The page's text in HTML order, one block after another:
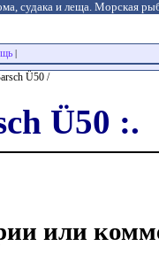
судака и леща. Морская
Ü50 /
Ü50 :.
или